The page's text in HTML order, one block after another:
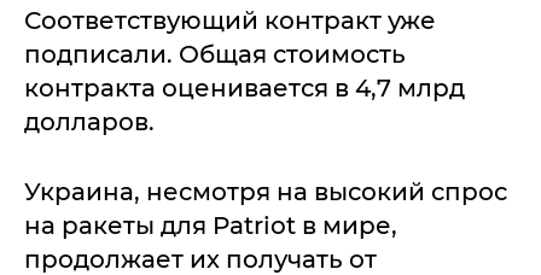
Соответствующий контракт уже
подписали. Общая стоимость
контракта оценивается в 4,7 млрд
долларов.
Украина, несмотря на высокий спрос
на ракеты для Patriot в мире,
продолжает их получать от